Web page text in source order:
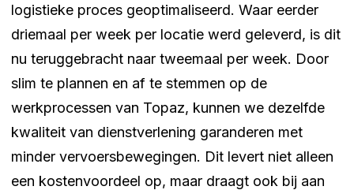
logistieke proces geoptimaliseerd. Waar eerder
driemaal per week per locatie werd geleverd, is dit
nu teruggebracht naar tweemaal per week. Door
slim te plannen en af te stemmen op de
werkprocessen van Topaz, kunnen we dezelfde
kwaliteit van dienstverlening garanderen met
minder vervoersbewegingen. Dit levert niet alleen
een kostenvoordeel op, maar draagt ook bij aan